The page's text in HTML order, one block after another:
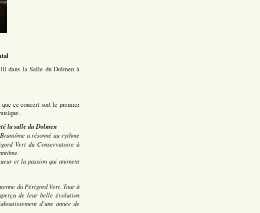
dans la Salle du Dolmen à
que ce concert soit le premier
la salle du Dolmen
a résonné au rythme
Vert du Conservatoire à
et la passion qui animent
du Périgord Vert. Tour à
de leur belle évolution
d’une année de